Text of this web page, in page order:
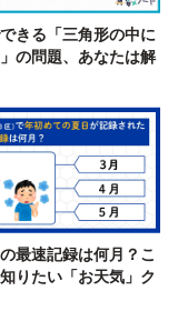
きる「三角形の中に
の問題、あなたは解
の最速記録は何月？こ
りたい「お天気」ク